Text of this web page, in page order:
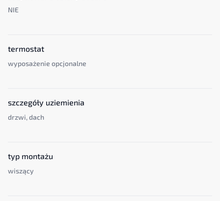
NIE
termostat
wyposażenie opcjonalne
szczegóły uziemienia
drzwi, dach
typ montażu
wiszący